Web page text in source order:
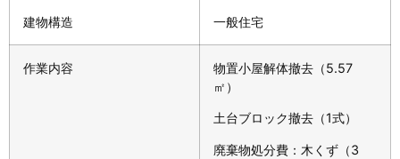
建物構造 一般住宅
作業内容
物置小屋解体撤去（5.57
㎡）
土台ブロック撤去（1式）
廃棄物処分費：木くず（3